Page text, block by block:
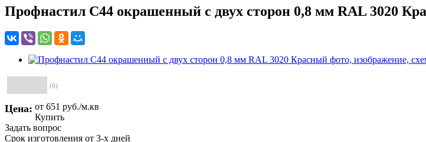
Профнастил С44 окрашенный с двух сторон 0,8 мм RAL 3020
(0)
Цена: от 651 руб./м.кв
Купить
Задать вопрос
Срок изготовления от 3-х дней